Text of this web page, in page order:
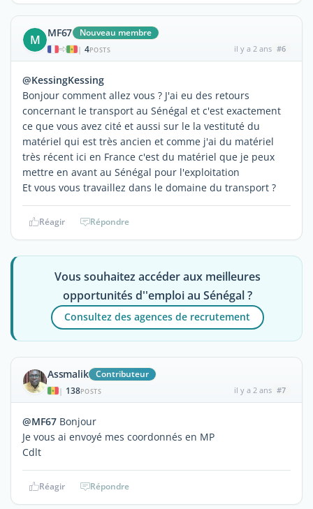
M MF67 Nouveau membre
| 4POSTS il y a 2 ans #6
@KessingKessing
Bonjour comment allez vous ? J'ai eu des retours
concernant le transport au Sénégal et c'est exactement
ce que vous avez cité et aussi sur le la vestituté du
matériel qui est très ancien et comme j'ai du matériel
très récent ici en France c'est du matériel que je peux
mettre en avant au Sénégal pour l'exploitation
Et vous vous travaillez dans le domaine du transport ?
Réagir Répondre
Vous souhaitez accéder aux meilleures
opportunités d''emploi au Sénégal ?
Consultez des agences de recrutement
Assmalik Contributeur
| 138POSTS il y a 2 ans #7
@MF67 Bonjour
Je vous ai envoyé mes coordonnés en MP
Cdlt
Réagir Répondre